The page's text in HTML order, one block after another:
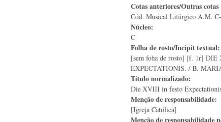
Cotas anteriores/Outras
Cód. Musical Litúrgico A.M.
Núcleo:
C
Folha de rosto/Incipit
[sem foha de rosto] [f. 1r]
EXPECTATIONIS. / B.
Título normalizado:
Die XVIII in festo
Menção de responsabilidade:
[Igreja Católica]
Menção de responsabilidade